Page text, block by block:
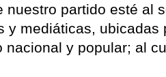
nuestro partido esté al
y mediáticas,
nacional y popular; al